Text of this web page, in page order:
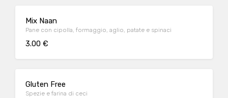
Mix Naan
Pane con cipolla, formaggio, aglio, patate e spinaci
3.00 €
Gluten Free
Spezie e farina di ceci